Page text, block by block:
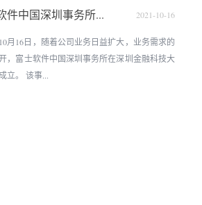
件中国深圳事务所... 2021-10-16
月16日，随着公司业务日益扩大，业务需求的
，富士软件中国深圳事务所在深圳金融科技大
立。 该事...